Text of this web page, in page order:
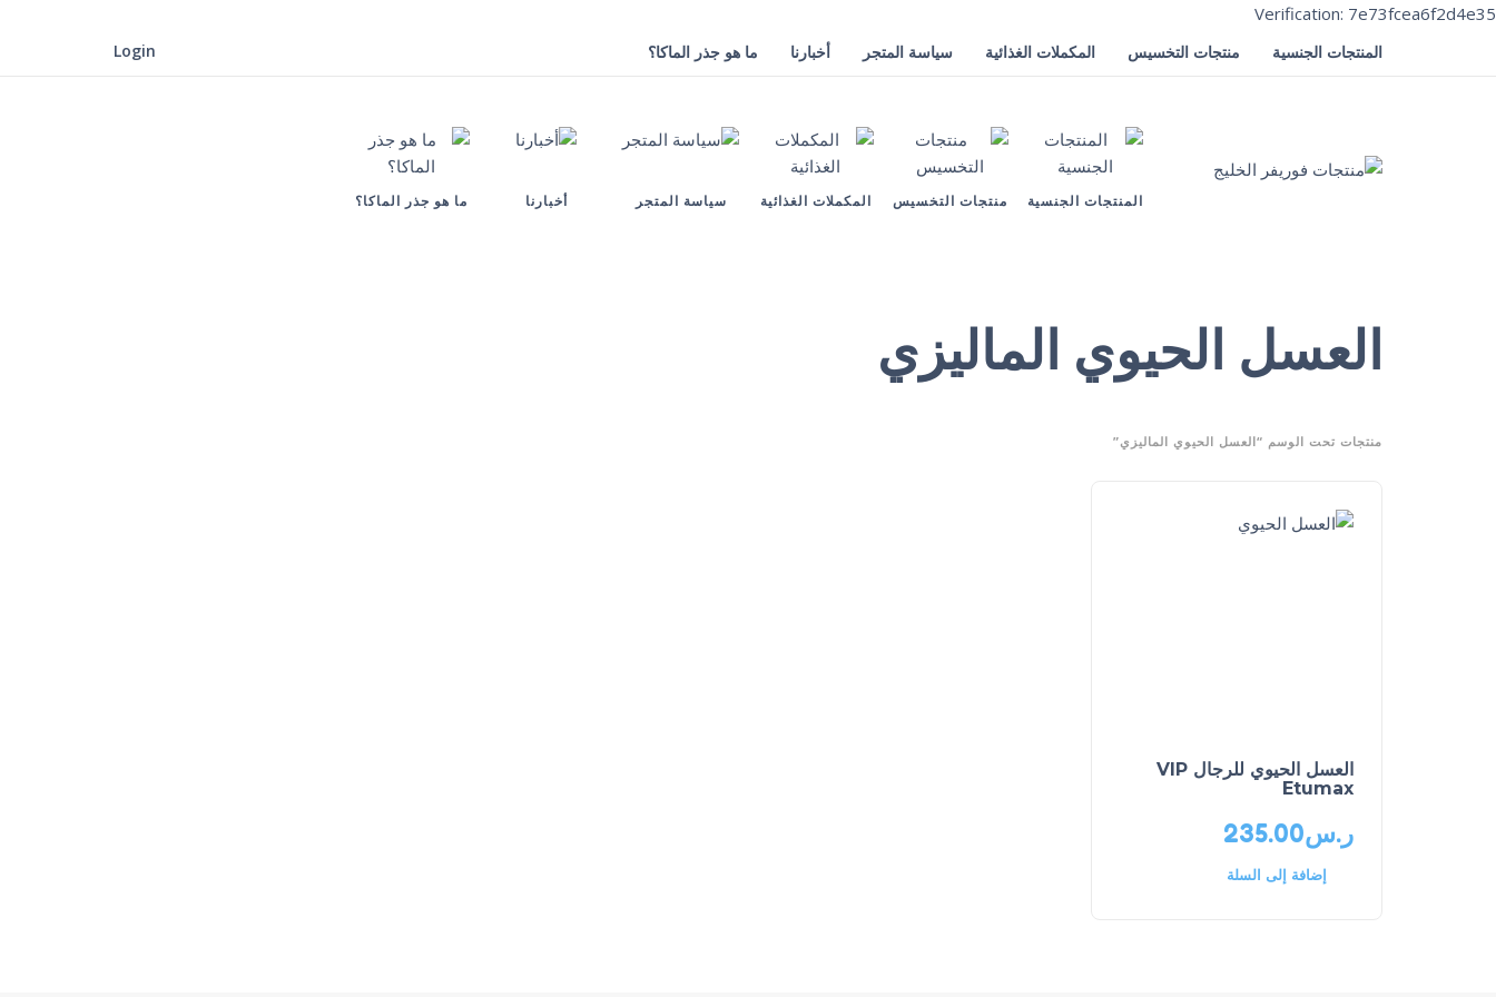
Verification: 7e73fcea6f2d4e35
المنتجات الجنسية منتجات التخسيس المكملات الغذائية سياسة المتجر أخبارنا ما هو جذر الماكا؟ Login
المنتجات الجنسية منتجات التخسيس المكملات الغذائية سياسة المتجر أخبارنا ما هو جذر الماكا؟
العسل الحيوي الماليزي
منتجات تحت الوسم “العسل الحيوي الماليزي”
العسل الحيوي للرجال VIP
Etumax
ر.س235.00
إضافة إلى السلة